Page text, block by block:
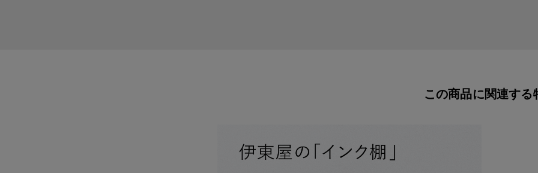
この商品に関連する